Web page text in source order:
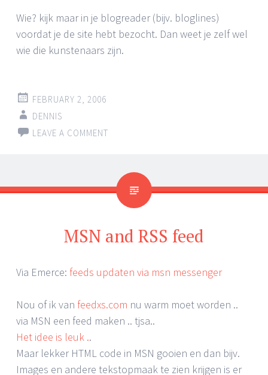
Wie? kijk maar in je blogreader (bijv. bloglines)
voordat je de site hebt bezocht. Dan weet je zelf wel
wie die kunstenaars zijn.
FEBRUARY 2, 2006
DENNIS
LEAVE A COMMENT
MSN and RSS feed
Via Emerce: feeds updaten via msn messenger
Nou of ik van feedxs.com nu warm moet worden ..
via MSN een feed maken .. tjsa..
Het idee is leuk ..
Maar lekker HTML code in MSN gooien en dan bijv.
Images en andere tekstopmaak te zien krijgen is er